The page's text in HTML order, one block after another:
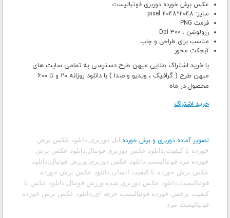
عکس برش خورده دوربری فوتبالیست
سایز: 2048*2048 pixel
فرمت PNG
رزولوشن : 300 Dpi
مناسب برای طراحی و چاپ
آبجکت محور
با خرید اشتراک طلایی میهن طرح دسترسی به تمامی سایت های
میهن طرح ( گرافیک ، ویدیو و صدا ) با دانلود روزانه 20 و تا 600
محصول در ماه
خرید اشتراک
تصویر آماده دوربری و برش خورده, ایل دوربری,دانلود عکس برش
خورده با کیفیت,دانلود عکس دوربری فوتبال,دانلود عکس برش
خورده مرد فوتبالیست,دانلود عکس دوربری ورزش فوتبال,دانلود
عکس برش خورده با کیفیت انسان,دانلود عکس برش خورده
فوتبالیست,دانلود عکس دوربری شده ورزش فوتبال,دانلود عکس با
کیفیت برخش خورده فوتبالیست حرفه ای,دانلود عکس برش خورده
فوتبالیست مرد